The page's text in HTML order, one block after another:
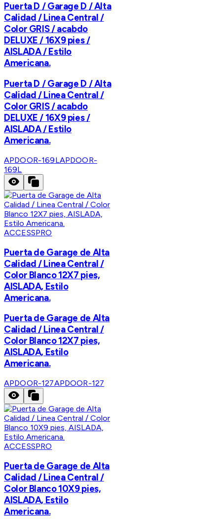
Puerta D / Garage D / Alta
Calidad / Linea Central /
Color GRIS / acabdo
DELUXE / 16X9 pies /
AISLADA / Estilo
Americana.
Puerta D / Garage D / Alta
Calidad / Linea Central /
Color GRIS / acabdo
DELUXE / 16X9 pies /
AISLADA / Estilo
Americana.
APDOOR-169LAPDOOR-
169L
ACCESSPRO
Puerta de Garage de Alta
Calidad / Linea Central /
Color Blanco 12X7 pies,
AISLADA, Estilo
Americana.
Puerta de Garage de Alta
Calidad / Linea Central /
Color Blanco 12X7 pies,
AISLADA, Estilo
Americana.
APDOOR-127APDOOR-127
ACCESSPRO
Puerta de Garage de Alta
Calidad / Linea Central /
Color Blanco 10X9 pies,
AISLADA, Estilo
Americana.